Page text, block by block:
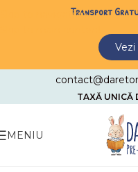
Skip to navigationTransport
TAXĂ UNICĂ
MENIU